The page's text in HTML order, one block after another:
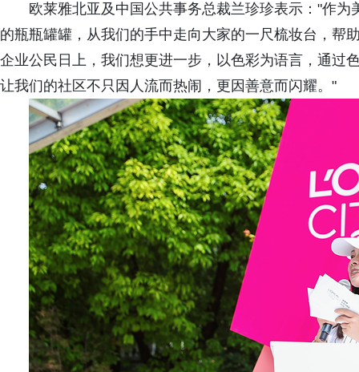
欧莱雅北亚及中国公共事务总裁兰珍珍表示："作
的瓶瓶罐罐，从我们的手中走向大家的一尺梳妆台，帮
企业公民日上，我们想更进一步，以色彩为语言，通过
让我们的社区不只因人流而热闹，更因善意而闪耀。"